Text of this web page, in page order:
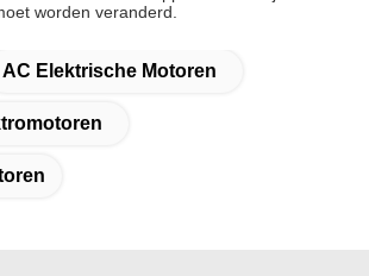
worden veranderd.
AC Elektrische Motoren